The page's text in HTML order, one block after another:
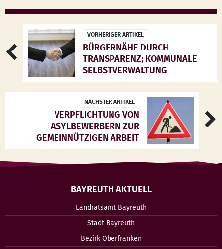
VORHERIGER ARTIKEL
BÜRGERNÄHE DURCH
TRANSPARENZ; KOMMUNALE
SELBSTVERWALTUNG
NÄCHSTER ARTIKEL
VERPFLICHTUNG VON
ASYLBEWERBERN ZUR
GEMEINNÜTZIGEN ARBEIT
BAYREUTH AKTUELL
Landratsamt Bayreuth
Stadt Bayreuth
Bezirk Oberfranken